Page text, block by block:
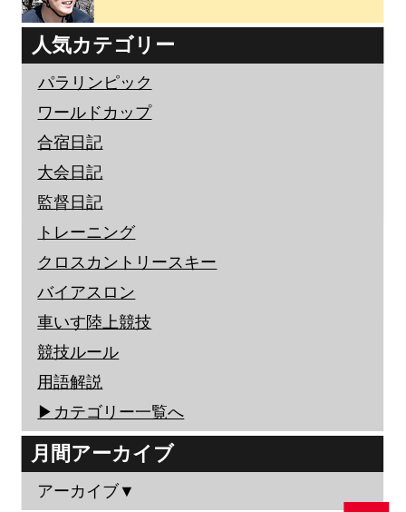
人気カテゴリー
パラリンピック
ワールドカップ
合宿日記
大会日記
監督日記
トレーニング
クロスカントリースキー
バイアスロン
車いす陸上競技
競技ルール
用語解説
▶︎カテゴリー一覧へ
月間アーカイブ
アーカイブ▼